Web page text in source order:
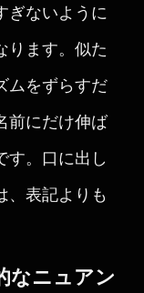
ぎないように
ります。似た
ムをずらすだ
前にだけ伸ば
す。口に出し
、表記よりも
なニュアン